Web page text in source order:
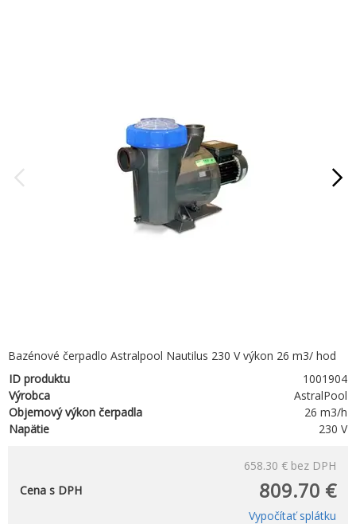
Bazénové čerpadlo Astralpool Nautilus 230 V výkon 26 m3/ hod
ID produktu
1001904
Výrobca
AstralPool
Objemový výkon čerpadla
26 m3/h
Napätie
230 V
658.30 € bez DPH
809.70 €
Cena s DPH
Vypočítať splátku